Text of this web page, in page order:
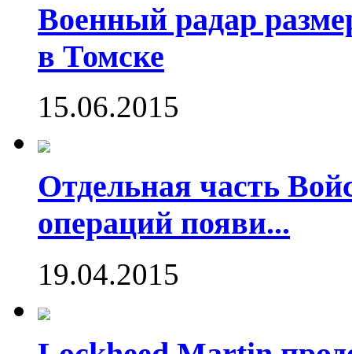
Военный радар
в Томске
15.06.2015
Отдельная часть
операций появи...
19.04.2015